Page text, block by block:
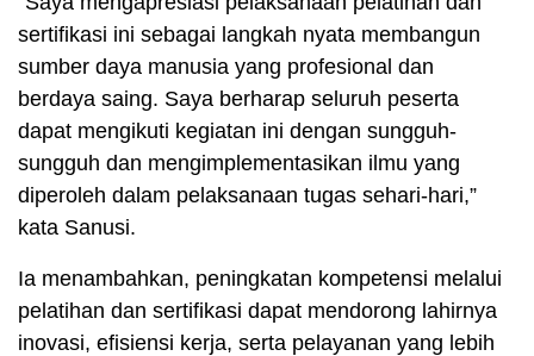
sertifikasi ini sebagai langkah nyata membangun
sumber daya manusia yang profesional dan
berdaya saing. Saya berharap seluruh peserta
dapat mengikuti kegiatan ini dengan sungguh-
sungguh dan mengimplementasikan ilmu yang
diperoleh dalam pelaksanaan tugas sehari-hari,”
kata Sanusi.
Ia menambahkan, peningkatan kompetensi melalui
pelatihan dan sertifikasi dapat mendorong lahirnya
inovasi, efisiensi kerja, serta pelayanan yang lebih